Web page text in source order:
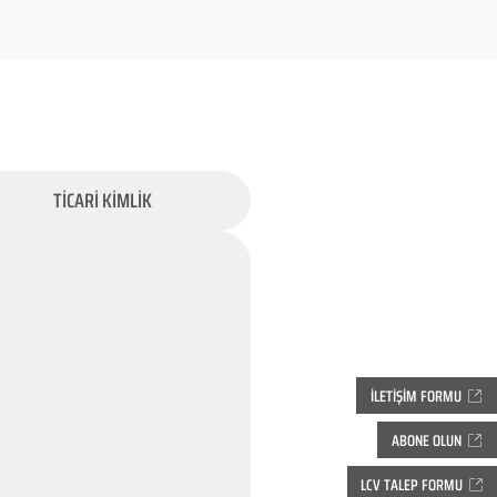
ABONE OLUN
LCV TALEP FORMU
İLETİŞİM FORMU
TİCARİ KİMLİK